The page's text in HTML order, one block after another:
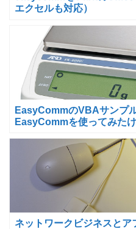
エクセルも対応）
EasyCommのVBAサンプ
EasyCommを使ってみた
ネットワークビジネスとア